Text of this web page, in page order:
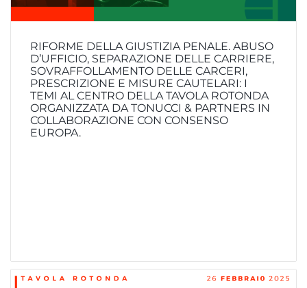
RIFORME DELLA GIUSTIZIA PENALE. ABUSO
D’UFFICIO, SEPARAZIONE DELLE CARRIERE,
SOVRAFFOLLAMENTO DELLE CARCERI,
PRESCRIZIONE E MISURE CAUTELARI: I
TEMI AL CENTRO DELLA TAVOLA ROTONDA
ORGANIZZATA DA TONUCCI & PARTNERS IN
COLLABORAZIONE CON CONSENSO
EUROPA.